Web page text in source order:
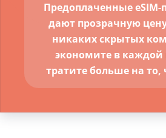
Предоплаченные
дают прозрачную
никаких скрытых
экономите в каждой
тратите больше на то,